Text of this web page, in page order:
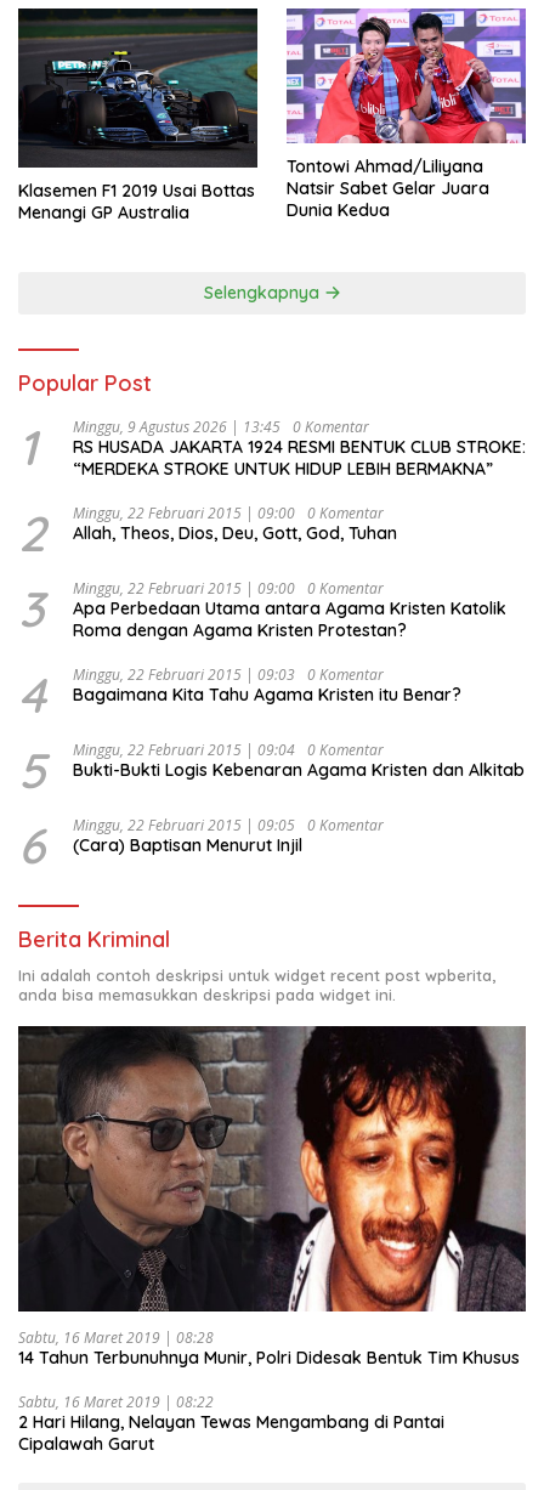
Klasemen F1 2019 Usai Bottas
Menangi GP Australia
Tontowi Ahmad/Liliyana
Natsir Sabet Gelar Juara
Dunia Kedua
Selengkapnya
Popular Post
1 Minggu, 9 Agustus 2026 | 13:45 0 Komentar
RS HUSADA JAKARTA 1924 RESMI BENTUK CLUB STROKE:
“MERDEKA STROKE UNTUK HIDUP LEBIH BERMAKNA”
2 Minggu, 22 Februari 2015 | 09:00 0 Komentar
Allah, Theos, Dios, Deu, Gott, God, Tuhan
3 Minggu, 22 Februari 2015 | 09:00 0 Komentar
Apa Perbedaan Utama antara Agama Kristen Katolik
Roma dengan Agama Kristen Protestan?
4 Minggu, 22 Februari 2015 | 09:03 0 Komentar
Bagaimana Kita Tahu Agama Kristen itu Benar?
5 Minggu, 22 Februari 2015 | 09:04 0 Komentar
Bukti-Bukti Logis Kebenaran Agama Kristen dan Alkitab
6 Minggu, 22 Februari 2015 | 09:05 0 Komentar
(Cara) Baptisan Menurut Injil
Berita Kriminal
Ini adalah contoh deskripsi untuk widget recent post wpberita,
anda bisa memasukkan deskripsi pada widget ini.
Sabtu, 16 Maret 2019 | 08:28
14 Tahun Terbunuhnya Munir, Polri Didesak Bentuk Tim Khusus
Sabtu, 16 Maret 2019 | 08:22
2 Hari Hilang, Nelayan Tewas Mengambang di Pantai
Cipalawah Garut